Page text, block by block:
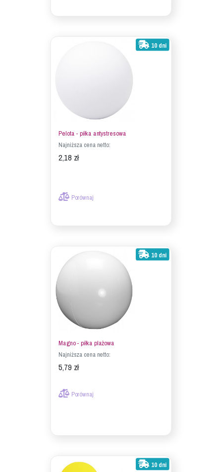
10 dni
Pelota - piłka antystresowa
Najniższa cena netto:
2,18 zł
Porównaj
10 dni
Magno - piłka plażowa
Najniższa cena netto:
5,79 zł
Porównaj
10 dni